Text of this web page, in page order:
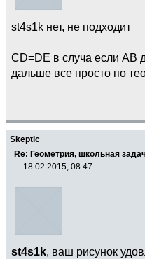
st4s1k нет, не подходит
CD=DE в случа если AB
дальше все просто по
Skeptic
Re: Геометрия, школьная
18.02.2015, 08:47
st4s1k, ваш рисунок